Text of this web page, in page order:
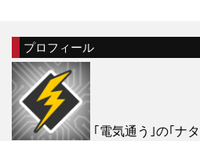
プロフィール
｢電気通う｣の｢ナタ